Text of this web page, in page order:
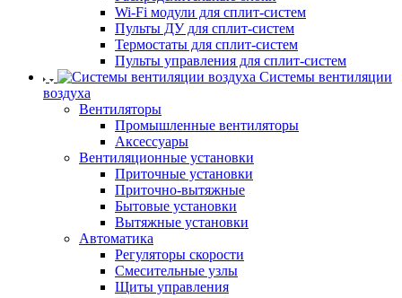
Wi-Fi модули для сплит-систем
Пульты ДУ для сплит-систем
Термостаты для сплит-систем
Пульты управления для сплит-систем
Системы вентиляции
воздуха
Вентиляторы
Промышленные вентиляторы
Аксессуары
Вентиляционные установки
Приточные установки
Приточно-вытяжные
Бытовые установки
Вытяжные установки
Автоматика
Регуляторы скорости
Смесительные узлы
Щиты управления